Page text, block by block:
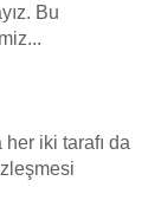
Bu
iki tarafı da